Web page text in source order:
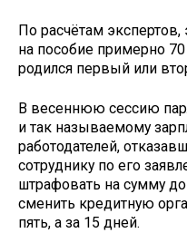
По расчётам экспертов,
на пособие примерно
родился первый или
В весеннюю сессию
и так называемому
работодателей,
сотруднику по его
штрафовать на сумму
сменить кредитную
пять, а за 15 дней.